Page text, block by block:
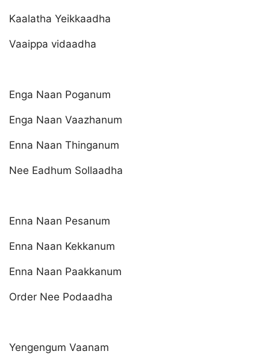
Kaalatha Yeikkaadha
Vaaippa vidaadha
Enga Naan Poganum
Enga Naan Vaazhanum
Enna Naan Thinganum
Nee Eadhum Sollaadha
Enna Naan Pesanum
Enna Naan Kekkanum
Enna Naan Paakkanum
Order Nee Podaadha
Yengengum Vaanam